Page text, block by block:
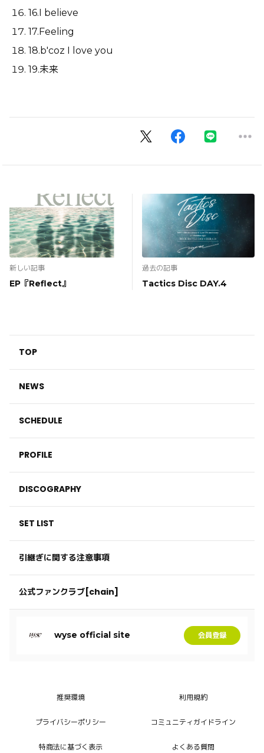
16.I believe
17.Feeling
18.b'coz I love you
19.未来
新しい記事
EP『Reflect』
過去の記事
Tactics Disc DAY.4
TOP
NEWS
SCHEDULE
PROFILE
DISCOGRAPHY
SET LIST
引継ぎに関する注意事項
公式ファンクラブ[chain]
wyse official site 会員登録
推奨環境 利用規約
プライバシーポリシー コミュニティガイドライン
特商法に基づく表示 よくある質問